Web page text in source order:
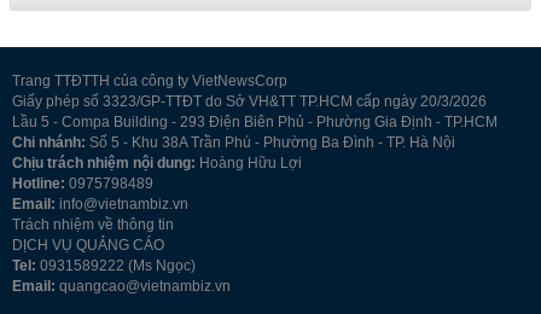
Trang TTĐTTH của công ty VietNewsCorp
Giấy phép số 3323/GP-TTĐT do Sở VH&TT TP.HCM cấp ngày 20/3/2026
Lầu 5 - Compa Building - 293 Điện Biên Phủ - Phường Gia Định - TP.HCM
Chi nhánh: Số 5 - Khu 38A Trần Phú - Phường Ba Đình - TP. Hà Nội
Chịu trách nhiệm nội dung: Hoàng Hữu Lợi
Hotline: 0975798489
Email: info@vietnambiz.vn
Trách nhiệm về thông tin
DỊCH VỤ QUẢNG CÁO
Tel: 0931589222 (Ms Ngọc)
Email: quangcao@vietnambiz.vn